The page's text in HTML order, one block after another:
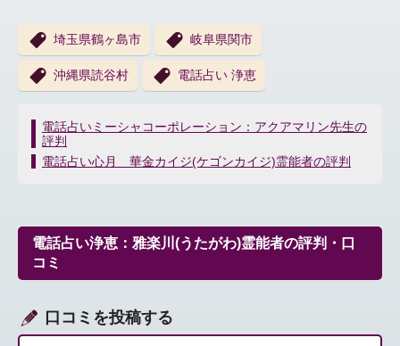
埼玉県鶴ヶ島市 岐阜県関市
沖縄県読谷村 電話占い 浄恵
投
稿
ナ
シ
ョ
ン
電話占いミーシャコーポレーション：アクアマリン先生の
評判
電話占い心月 華金カイジ(ケゴンカイジ)霊能者の評判
電話占い浄恵：雅楽川(うたがわ)霊能者の評判・口
コミ
口コミを投稿する